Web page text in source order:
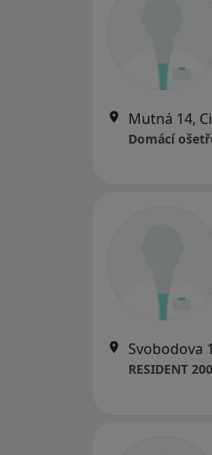
Mutná 14,
Domácí
Svobodova
RESIDENT